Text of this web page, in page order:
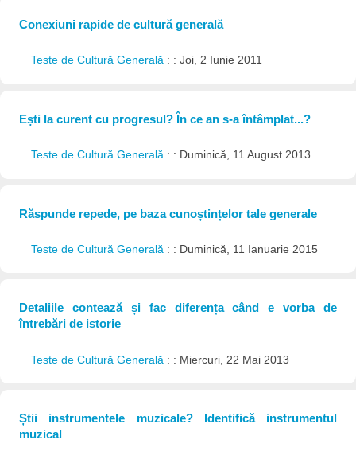
Conexiuni rapide de cultură generală
Teste de Cultură Generală : : Joi, 2 Iunie 2011
Ești la curent cu progresul? În ce an s-a întâmplat...?
Teste de Cultură Generală : : Duminică, 11 August 2013
Răspunde repede, pe baza cunoștințelor tale generale
Teste de Cultură Generală : : Duminică, 11 Ianuarie 2015
Detaliile contează și fac diferența când e vorba de
întrebări de istorie
Teste de Cultură Generală : : Miercuri, 22 Mai 2013
Știi instrumentele muzicale? Identifică instrumentul
muzical